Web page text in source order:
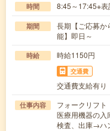
時間 8:45～17:45※表
期間
長期【ご応募か
能】即日～
時給 時給1150円
交通費
交通費支給有り
仕事内容
フォークリフト
医療用機器の
検査、出庫→ハ